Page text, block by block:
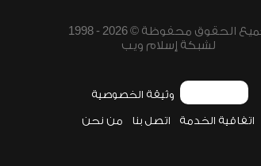
جميع الحقوق محفوظة © 2026 - 1998
لشبكة إسلام ويب
وثيقة الخصوصية
اتفاقية الخدمة اتصل بنا من نحن